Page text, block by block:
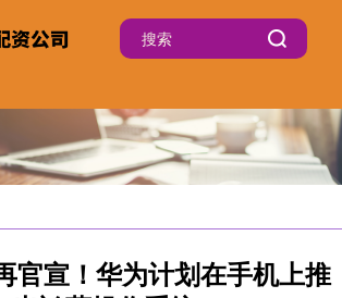
官宣！华为计划在手机上推